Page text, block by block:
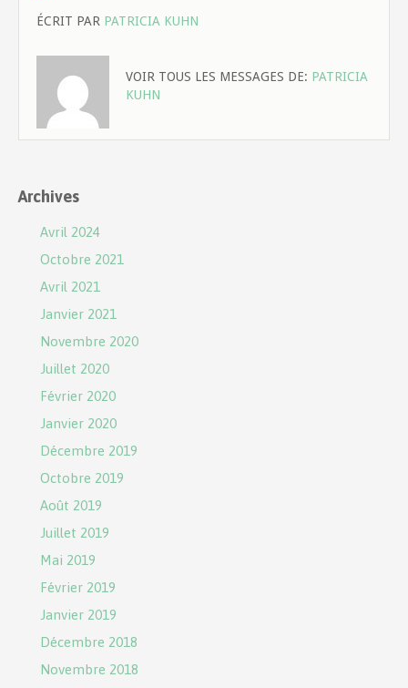
ÉCRIT PAR PATRICIA KUHN
VOIR TOUS LES MESSAGES DE: PATRICIA
KUHN
Archives
Avril 2024
Octobre 2021
Avril 2021
Janvier 2021
Novembre 2020
Juillet 2020
Février 2020
Janvier 2020
Décembre 2019
Octobre 2019
Août 2019
Juillet 2019
Mai 2019
Février 2019
Janvier 2019
Décembre 2018
Novembre 2018